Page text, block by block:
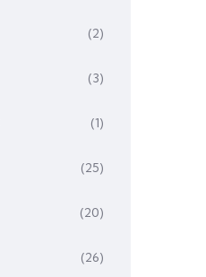
(2)
(3)
(1)
(25)
(20)
(26)